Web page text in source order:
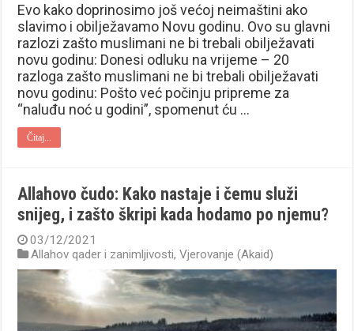
Evo kako doprinosimo još većoj neimaštini ako
slavimo i obilježavamo Novu godinu. Ovo su glavni
razlozi zašto muslimani ne bi trebali obilježavati
novu godinu: Donesi odluku na vrijeme – 20
razloga zašto muslimani ne bi trebali obilježavati
novu godinu: Pošto već počinju pripreme za
“naluđu noć u godini”, spomenut ću …
Čitaj...
Allahovo čudo: Kako nastaje i čemu služi
snijeg, i zašto škripi kada hodamo po njemu?
03/12/2021
Allahov qader i zanimljivosti,Vjerovanje (Akaid)